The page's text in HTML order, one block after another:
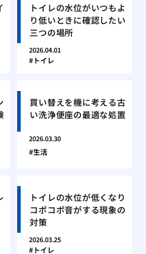
トイレの水位がいつもよ
り低いときに確認したい
三つの場所
2026.04.01
トイレ
買い替えを機に考える古
い洗浄便座の最適な処置
2026.03.30
生活
トイレの水位が低くなり
コポコポ音がする現象の
対策
2026.03.25
トイレ